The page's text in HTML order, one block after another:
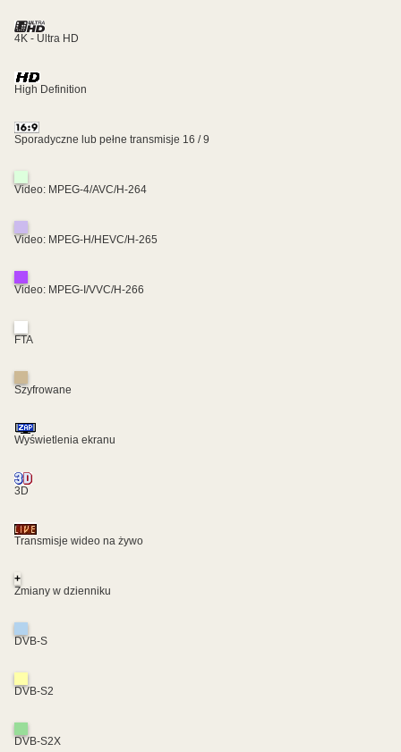
4K - Ultra HD
High Definition
Sporadyczne lub pełne transmisje 16 / 9
Video: MPEG-4/AVC/H-264
Video: MPEG-H/HEVC/H-265
Video: MPEG-I/VVC/H-266
FTA
Szyfrowane
Wyświetlenia ekranu
3D
Transmisje wideo na żywo
+
Zmiany w dzienniku
DVB-S
DVB-S2
DVB-S2X